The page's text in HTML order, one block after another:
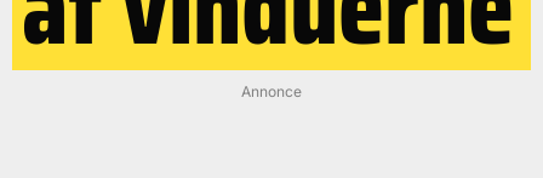
Annonce